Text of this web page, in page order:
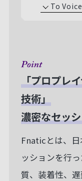
To
「プロプレ
技術」
濃密なセッ
Fnaticとは、
ッションを行
質、装着性、